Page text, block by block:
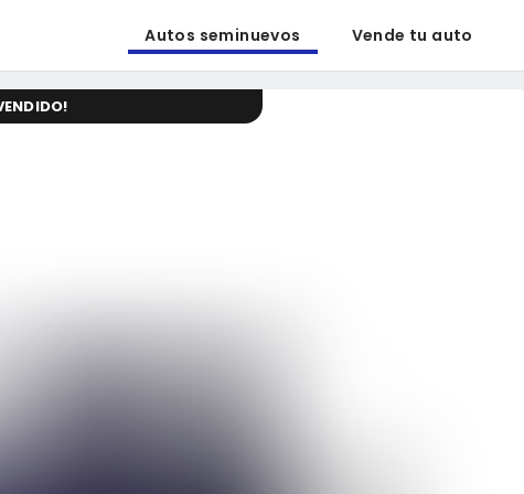
Autos seminuevos Vende tu auto
!